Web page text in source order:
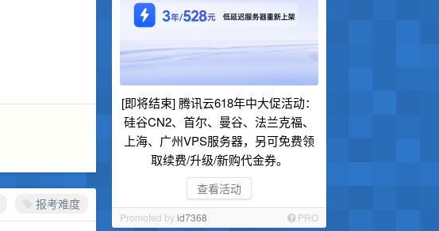
[即将结束] 腾讯云618年中大促活动：
硅谷CN2、首尔、曼谷、法兰克福、
上海、广州VPS服务器，另可免费领
取续费/升级/新购代金券。
查看活动
Promoted byid7368 PRO
报考难度